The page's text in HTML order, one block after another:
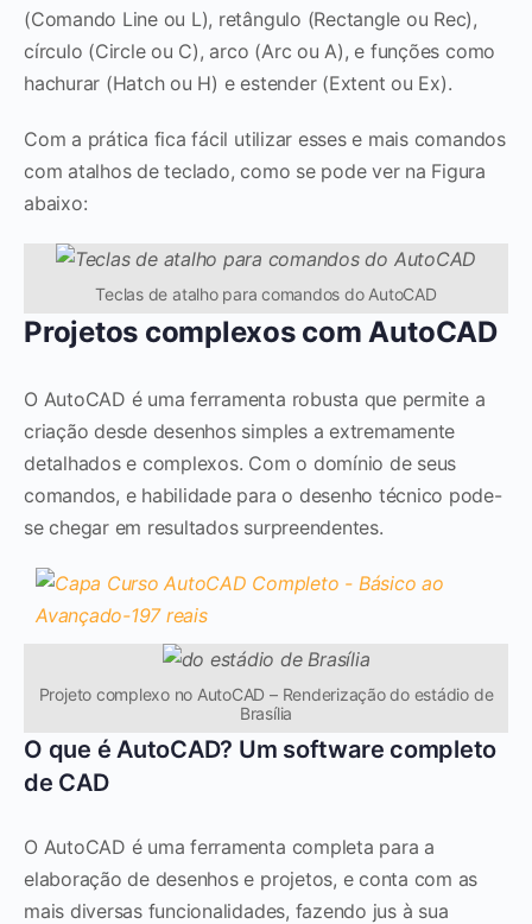
(Comando Line ou L), retângulo (Rectangle ou Rec),
círculo (Circle ou C), arco (Arc ou A), e funções como
hachurar (Hatch ou H) e estender (Extent ou Ex).
Com a prática fica fácil utilizar esses e mais comandos
com atalhos de teclado, como se pode ver na Figura
abaixo:
Teclas de atalho para comandos do AutoCAD
Projetos complexos com AutoCAD
O AutoCAD é uma ferramenta robusta que permite a
criação desde desenhos simples a extremamente
detalhados e complexos. Com o domínio de seus
comandos, e habilidade para o desenho técnico pode-
se chegar em resultados surpreendentes.
Projeto complexo no AutoCAD – Renderização do estádio de
Brasília
O que é AutoCAD? Um software completo
de CAD
O AutoCAD é uma ferramenta completa para a
elaboração de desenhos e projetos, e conta com as
mais diversas funcionalidades, fazendo jus à sua